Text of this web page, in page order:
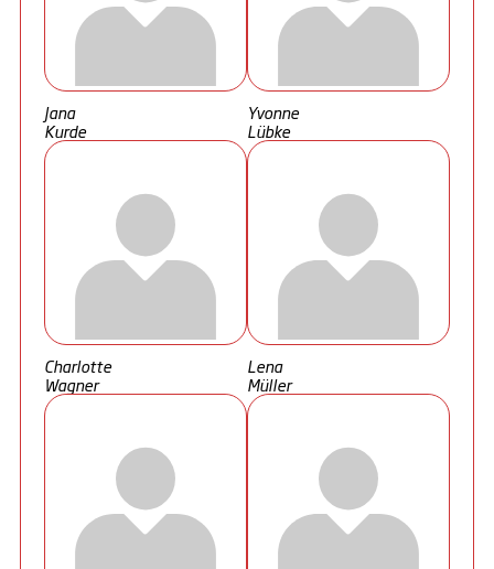
Jana
Kurde
Yvonne
Lübke
Charlotte
Wagner
Lena
Müller